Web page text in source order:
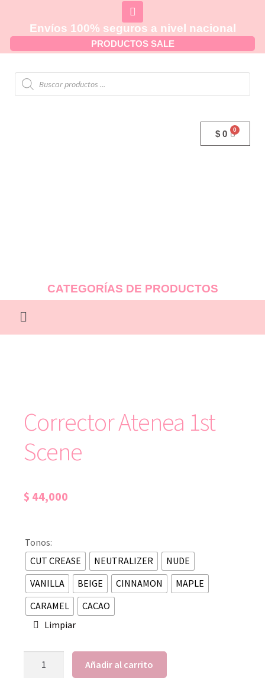
Envíos 100% seguros a nivel nacional
PRODUCTOS SALE
$ 0
CATEGORÍAS DE PRODUCTOS
Corrector Atenea 1st
Scene
$ 44,000
Tonos:
CUT CREASE
NEUTRALIZER
NUDE
VANILLA
BEIGE CINNAMON
MAPLE
CARAMEL
CACAO
Limpiar
Añadir al carrito